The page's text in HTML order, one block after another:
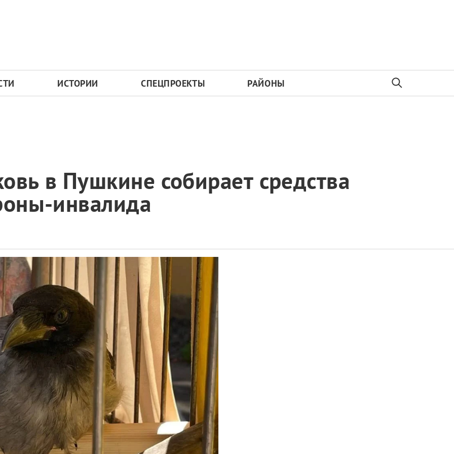
ИСТОРИИ СПЕЦПРОЕКТЫ РАЙОНЫ
в Пушкине собирает средства
инвалида